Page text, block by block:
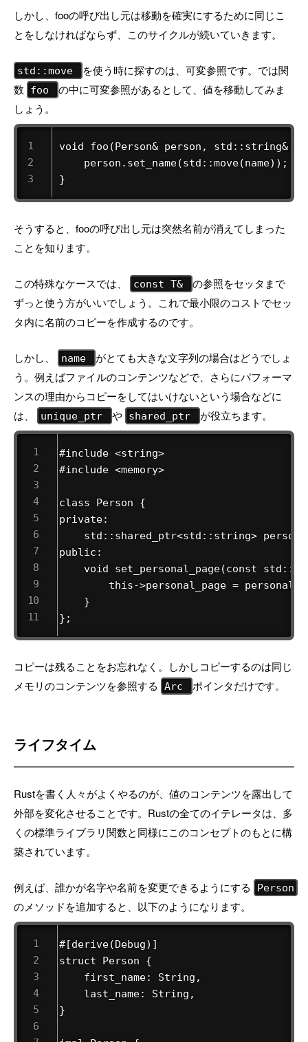
しかし、fooの呼び出し元は移動を確実にするために同じこ
とをしなければならず、このサイクルが続いていきます。
std::move
を使う時に探すのは、可変参照です。では関
数
foo
の中に可変参照があるとして、値を移動してみま
しょう。
void foo(Person& person, std::string&
person.set_name(std::move(name));
}
そうすると、fooの呼び出し元は突然名前が消えてしまった
ことを知ります。
この特殊なケースでは、 const T&
の参照をセッタまで
ずっと使う方がいいでしょう。これで最小限のコストでセッ
タ内に名前のコピーを作成するのです。
しかし、 name
がとても大きな文字列の場合はどうでしょ
う。例えばファイルのコンテンツなどで、さらにパフォーマ
ンスの理由からコピーをしてはいけないという場合などに
は、
unique_ptr や shared_ptr が役立ちます。
#include <string>
#include <memory>
class Person {
private:
std::shared_ptr<std::string>
public:
void set_personal_page(const
this->personal_page =
    }
};
コピーは残ることをお忘れなく。しかしコピーするのは同じ
メモリのコンテンツを参照する
Arc ポインタだけです。
ライフタイム
Rustを書く人々がよくやるのが、値のコンテンツを露出して
外部を変化させることです。Rustの全てのイテレータは、多
くの標準ライブラリ関数と同様にこのコンセプトのもとに構
築されています。
例えば、誰かが名字や名前を変更できるようにする Person
のメソッドを追加すると、以下のようになります。
#[derive(Debug)]
struct Person {
    first_name: String,
    last_name: String,
}